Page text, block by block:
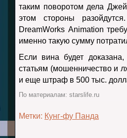
таким поворотом дела
этом стороны
DreamWorks Animation
именно такую сумму
Если вина будет
статьям (мошенничество и
и еще штраф в 500 тыс.
По материалам: starslife.ru
Метки: Кунг-фу Панда